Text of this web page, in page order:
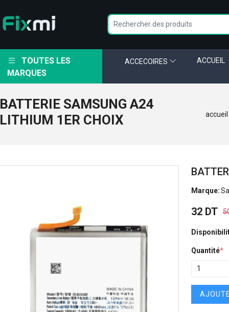
TOUTES LES
MARQUES
ACCECOIRES ACCUEIL
BATTERIE SAMSUNG A24
LITHIUM 1ER CHOIX
accueil
Marque:
32 DT
Quantité*